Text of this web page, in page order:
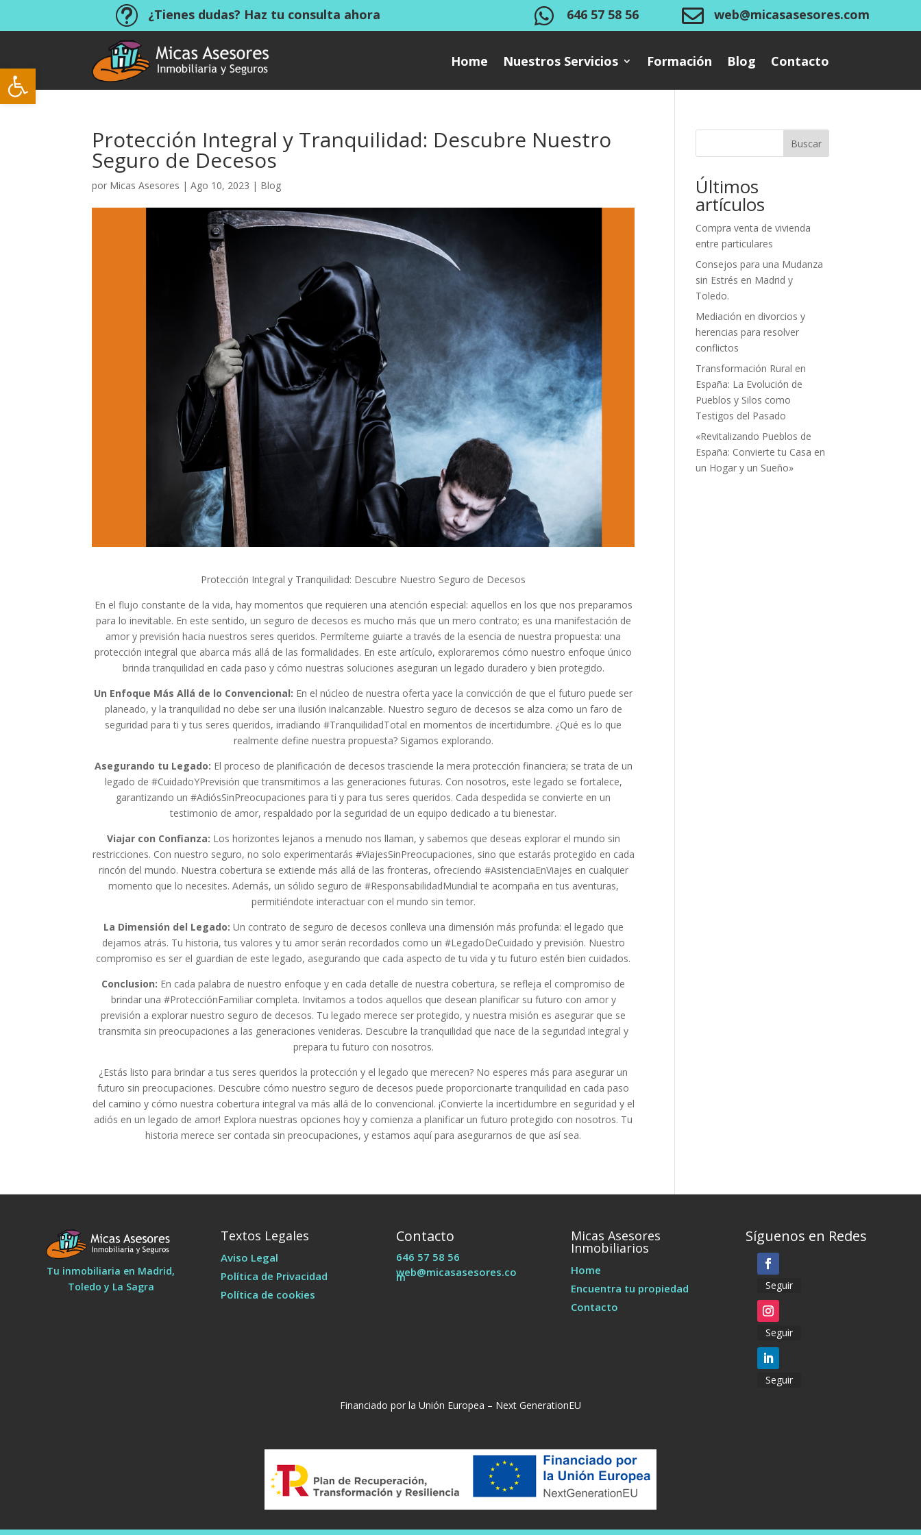
Abrir barra de herramientas
t ¿Tienes dudas? Haz tu consulta ahora  646 57 58 56  web@micasasesores.com
Home Nuestros Servicios Formación Blog Contacto
Protección Integral y Tranquilidad: Descubre Nuestro
Seguro de Decesos
por Micas Asesores |Ago 10, 2023 | Blog
Protección Integral y Tranquilidad: Descubre Nuestro Seguro de Decesos
En el flujo constante de la vida, hay momentos que requieren una atención especial: aquellos en los que nos preparamos
para lo inevitable. En este sentido, un seguro de decesos es mucho más que un mero contrato; es una manifestación de
amor y previsión hacia nuestros seres queridos. Permíteme guiarte a través de la esencia de nuestra propuesta: una
protección integral que abarca más allá de las formalidades. En este artículo, exploraremos cómo nuestro enfoque único
brinda tranquilidad en cada paso y cómo nuestras soluciones aseguran un legado duradero y bien protegido.
Un Enfoque Más Allá de lo Convencional: En el núcleo de nuestra oferta yace la convicción de que el futuro puede ser
planeado, y la tranquilidad no debe ser una ilusión inalcanzable. Nuestro seguro de decesos se alza como un faro de
seguridad para ti y tus seres queridos, irradiando #TranquilidadTotal en momentos de incertidumbre. ¿Qué es lo que
realmente define nuestra propuesta? Sigamos explorando.
Asegurando tu Legado: El proceso de planificación de decesos trasciende la mera protección financiera; se trata de un
legado de #CuidadoYPrevisión que transmitimos a las generaciones futuras. Con nosotros, este legado se fortalece,
garantizando un #AdiósSinPreocupaciones para ti y para tus seres queridos. Cada despedida se convierte en un
testimonio de amor, respaldado por la seguridad de un equipo dedicado a tu bienestar.
Viajar con Confianza: Los horizontes lejanos a menudo nos llaman, y sabemos que deseas explorar el mundo sin
restricciones. Con nuestro seguro, no solo experimentarás #ViajesSinPreocupaciones, sino que estarás protegido en cada
rincón del mundo. Nuestra cobertura se extiende más allá de las fronteras, ofreciendo #AsistenciaEnViajes en cualquier
momento que lo necesites. Además, un sólido seguro de #ResponsabilidadMundial te acompaña en tus aventuras,
permitiéndote interactuar con el mundo sin temor.
La Dimensión del Legado: Un contrato de seguro de decesos conlleva una dimensión más profunda: el legado que
dejamos atrás. Tu historia, tus valores y tu amor serán recordados como un #LegadoDeCuidado y previsión. Nuestro
compromiso es ser el guardian de este legado, asegurando que cada aspecto de tu vida y tu futuro estén bien cuidados.
Conclusion: En cada palabra de nuestro enfoque y en cada detalle de nuestra cobertura, se refleja el compromiso de
brindar una #ProtecciónFamiliar completa. Invitamos a todos aquellos que desean planificar su futuro con amor y
previsión a explorar nuestro seguro de decesos. Tu legado merece ser protegido, y nuestra misión es asegurar que se
transmita sin preocupaciones a las generaciones venideras. Descubre la tranquilidad que nace de la seguridad integral y
prepara tu futuro con nosotros.
¿Estás listo para brindar a tus seres queridos la protección y el legado que merecen? No esperes más para asegurar un
futuro sin preocupaciones. Descubre cómo nuestro seguro de decesos puede proporcionarte tranquilidad en cada paso
del camino y cómo nuestra cobertura integral va más allá de lo convencional. ¡Convierte la incertidumbre en seguridad y el
adiós en un legado de amor! Explora nuestras opciones hoy y comienza a planificar un futuro protegido con nosotros. Tu
historia merece ser contada sin preocupaciones, y estamos aquí para asegurarnos de que así sea.
Buscar
Últimos
artículos
Compra venta de vivienda
entre particulares
Consejos para una Mudanza
sin Estrés en Madrid y
Toledo.
Mediación en divorcios y
herencias para resolver
conflictos
Transformación Rural en
España: La Evolución de
Pueblos y Silos como
Testigos del Pasado
«Revitalizando Pueblos de
España: Convierte tu Casa en
un Hogar y un Sueño»
Tu inmobiliaria en Madrid,
Toledo y La Sagra
Textos Legales
Aviso Legal
Política de Privacidad
Política de cookies
Contacto
646 57 58 56
web@micasasesores.co
m
Micas Asesores
Inmobiliarios
Home
Encuentra tu propiedad
Contacto
Síguenos en Redes
Seguir
Seguir
Seguir
Financiado por la Unión Europea – Next GenerationEU